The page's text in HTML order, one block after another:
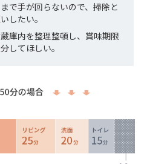
で手が回らないので、掃除と
したい。
庫内を整理整頓し、賞味期限
してほしい。